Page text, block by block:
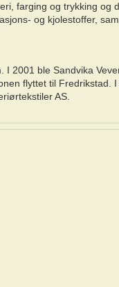
farging og trykking og
og kjolestoffer,
2001 ble Sandvika
flyttet til Fredrikstad.
AS.